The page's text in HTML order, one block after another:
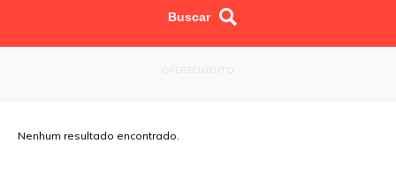
Nenhum resultado encontrado.